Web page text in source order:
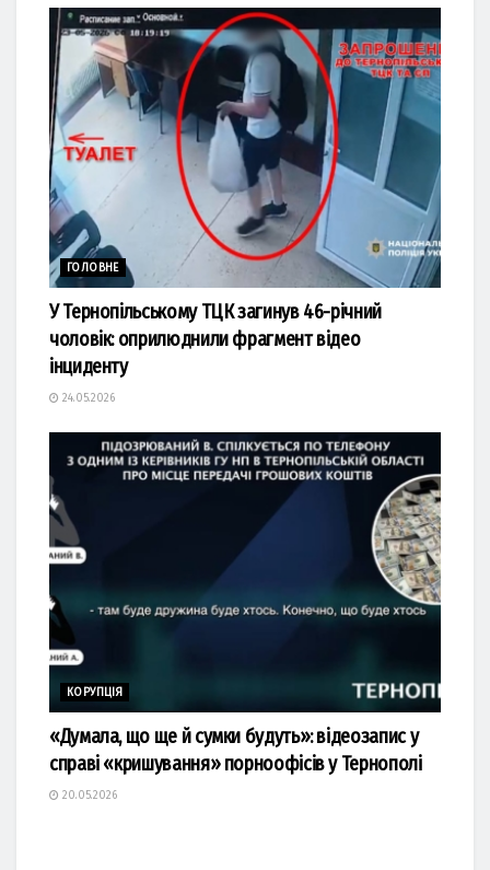
ГОЛОВНЕ
У Тернопільському ТЦК загинув 46-річний
чоловік: оприлюднили фрагмент відео
інциденту
24.05.2026
КОРУПЦІЯ
«Думала, що ще й сумки будуть»: відеозапис у
справі «кришування» порноофісів у Тернополі
20.05.2026